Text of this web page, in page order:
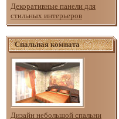
Декоративные панели для
стильных интерьеров
Спальная комната
Дизайн небольшой спальни